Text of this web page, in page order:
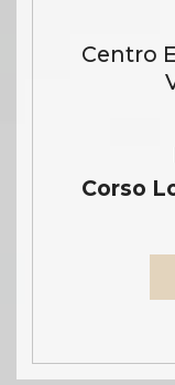
Centro
Corso